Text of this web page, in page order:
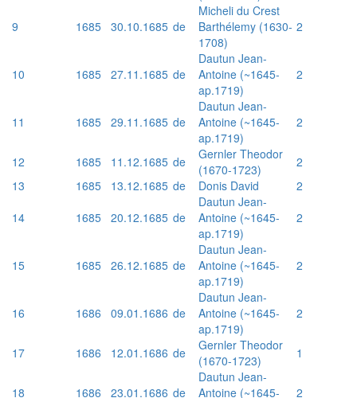
9 1685 30.10.1685 de
Micheli du Crest
Barthélemy (1630-
1708)
2
10 1685 27.11.1685 de
Dautun Jean-
Antoine (~1645-
ap.1719)
2
11 1685 29.11.1685 de
Dautun Jean-
Antoine (~1645-
ap.1719)
2
12 1685 11.12.1685 de
Gernler Theodor
(1670-1723)
2
13
1685 13.12.1685 de Donis David
2
14
1685 20.12.1685 de
Dautun Jean-
Antoine (~1645-
ap.1719)
2
15 1685 26.12.1685 de
Dautun Jean-
Antoine (~1645-
ap.1719)
2
16 1686 09.01.1686 de
Dautun Jean-
Antoine (~1645-
ap.1719)
2
17 1686 12.01.1686 de
Gernler Theodor
(1670-1723)
1
18 1686 23.01.1686 de
Dautun Jean-
Antoine (~1645-
2